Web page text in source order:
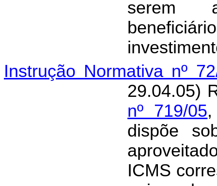
serem
Instrução Normativa nº
29.04.05)
nº 719/05
dispõe
ICMS